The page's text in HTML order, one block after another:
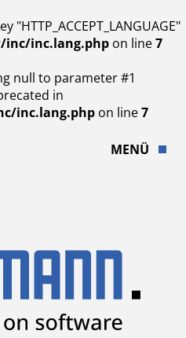
"HTTP_ACCEPT_LANGUAGE"
inc/inc.lang.php on line7
null to parameter #1
in
inc.lang.php on line7
MENÜ